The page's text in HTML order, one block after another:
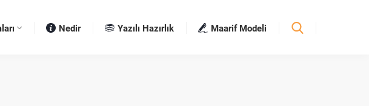
Nedir Yazılı Hazırlık Maarif Modeli